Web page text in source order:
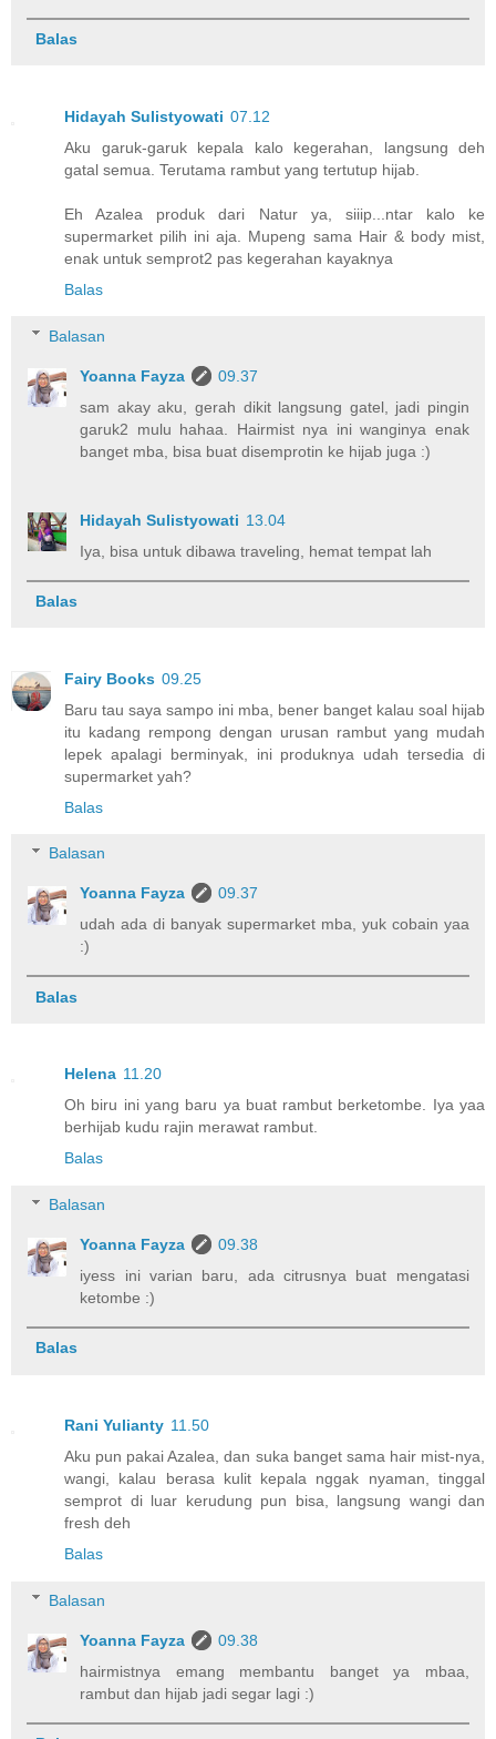
Balas
Hidayah Sulistyowati 07.12
Aku garuk-garuk kepala kalo kegerahan, langsung deh
gatal semua. Terutama rambut yang tertutup hijab.
Eh Azalea produk dari Natur ya, siiip...ntar kalo ke
supermarket pilih ini aja. Mupeng sama Hair & body mist,
enak untuk semprot2 pas kegerahan kayaknya
Balas
Balasan
Yoanna Fayza
09.37
sam akay aku, gerah dikit langsung gatel, jadi pingin
garuk2 mulu hahaa. Hairmist nya ini wanginya enak
banget mba, bisa buat disemprotin ke hijab juga :)
Hidayah Sulistyowati 13.04
Iya, bisa untuk dibawa traveling, hemat tempat lah
Balas
Fairy Books 09.25
Baru tau saya sampo ini mba, bener banget kalau soal hijab
itu kadang rempong dengan urusan rambut yang mudah
lepek apalagi berminyak, ini produknya udah tersedia di
supermarket yah?
Balas
Balasan
Yoanna Fayza
09.37
udah ada di banyak supermarket mba, yuk cobain yaa
:)
Balas
Helena 11.20
Oh biru ini yang baru ya buat rambut berketombe. Iya yaa
berhijab kudu rajin merawat rambut.
Balas
Balasan
Yoanna Fayza
09.38
iyess ini varian baru, ada citrusnya buat mengatasi
ketombe :)
Balas
Rani Yulianty 11.50
Aku pun pakai Azalea, dan suka banget sama hair mist-nya,
wangi, kalau berasa kulit kepala nggak nyaman, tinggal
semprot di luar kerudung pun bisa, langsung wangi dan
fresh deh
Balas
Balasan
Yoanna Fayza
09.38
hairmistnya emang membantu banget ya mbaa,
rambut dan hijab jadi segar lagi :)